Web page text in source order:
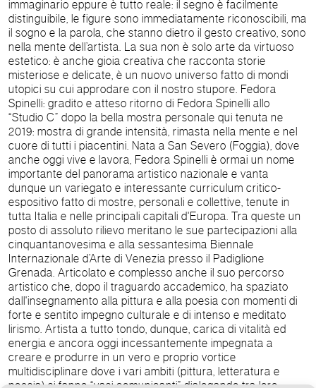
immaginario eppure è tutto reale: il segno è facilmente
distinguibile, le figure sono immediatamente riconoscibili, ma
il sogno e la parola, che stanno dietro il gesto creativo, sono
nella mente dell’artista. La sua non è solo arte da virtuoso
estetico: è anche gioia creativa che racconta storie
misteriose e delicate, è un nuovo universo fatto di mondi
utopici su cui approdare con il nostro stupore. Fedora
Spinelli: gradito e atteso ritorno di Fedora Spinelli allo
“Studio C” dopo la bella mostra personale qui tenuta ne
2019: mostra di grande intensità, rimasta nella mente e nel
cuore di tutti i piacentini. Nata a San Severo (Foggia), dove
anche oggi vive e lavora, Fedora Spinelli è ormai un nome
importante del panorama artistico nazionale e vanta
dunque un variegato e interessante curriculum critico-
espositivo fatto di mostre, personali e collettive, tenute in
tutta Italia e nelle principali capitali d'Europa. Tra queste un
posto di assoluto rilievo meritano le sue partecipazioni alla
cinquantanovesima e alla sessantesima Biennale
Internazionale d’Arte di Venezia presso il Padiglione
Grenada. Articolato e complesso anche il suo percorso
artistico che, dopo il traguardo accademico, ha spaziato
dall'insegnamento alla pittura e alla poesia con momenti di
forte e sentito impegno culturale e di intenso e meditato
lirismo. Artista a tutto tondo, dunque, carica di vitalità ed
energia e ancora oggi incessantemente impegnata a
creare e produrre in un vero e proprio vortice
multidisciplinare dove i vari ambiti (pittura, letteratura e
poesia) si fanno “vasi comunicanti” dialogando tra loro,